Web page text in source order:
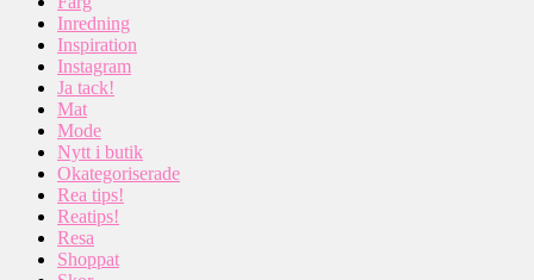
Inredning
Inspiration
Instagram
Ja tack!
Mat
Mode
Nytt i butik
Okategoriserade
Rea tips!
Reatips!
Resa
Shoppat